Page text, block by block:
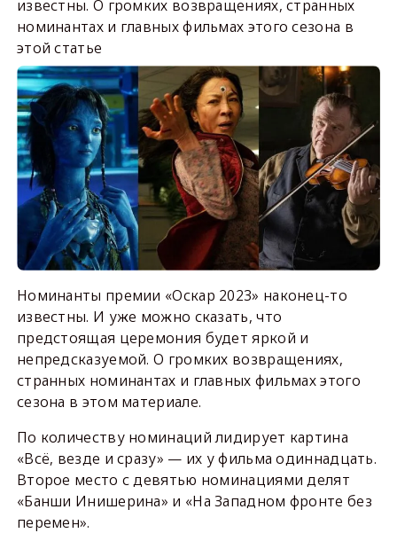
известны. О громких возвращениях, странных
номинантах и главных фильмах этого сезона в
этой статье
Номинанты премии «Оскар 2023» наконец-то
известны. И уже можно сказать, что
предстоящая церемония будет яркой и
непредсказуемой. О громких возвращениях,
странных номинантах и главных фильмах этого
сезона в этом материале.
По количеству номинаций лидирует картина
«Всё, везде и сразу» — их у фильма одиннадцать.
Второе место с девятью номинациями делят
«Банши Инишерина» и «На Западном фронте без
перемен».